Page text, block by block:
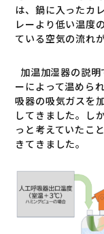
は、鍋に入ったカ
レーより低い温度
ている空気の流れ
加温加湿器の説
ーによって温めら
吸器の吸気ガスを
してきました。し
っと考えていたこ
きてきました。